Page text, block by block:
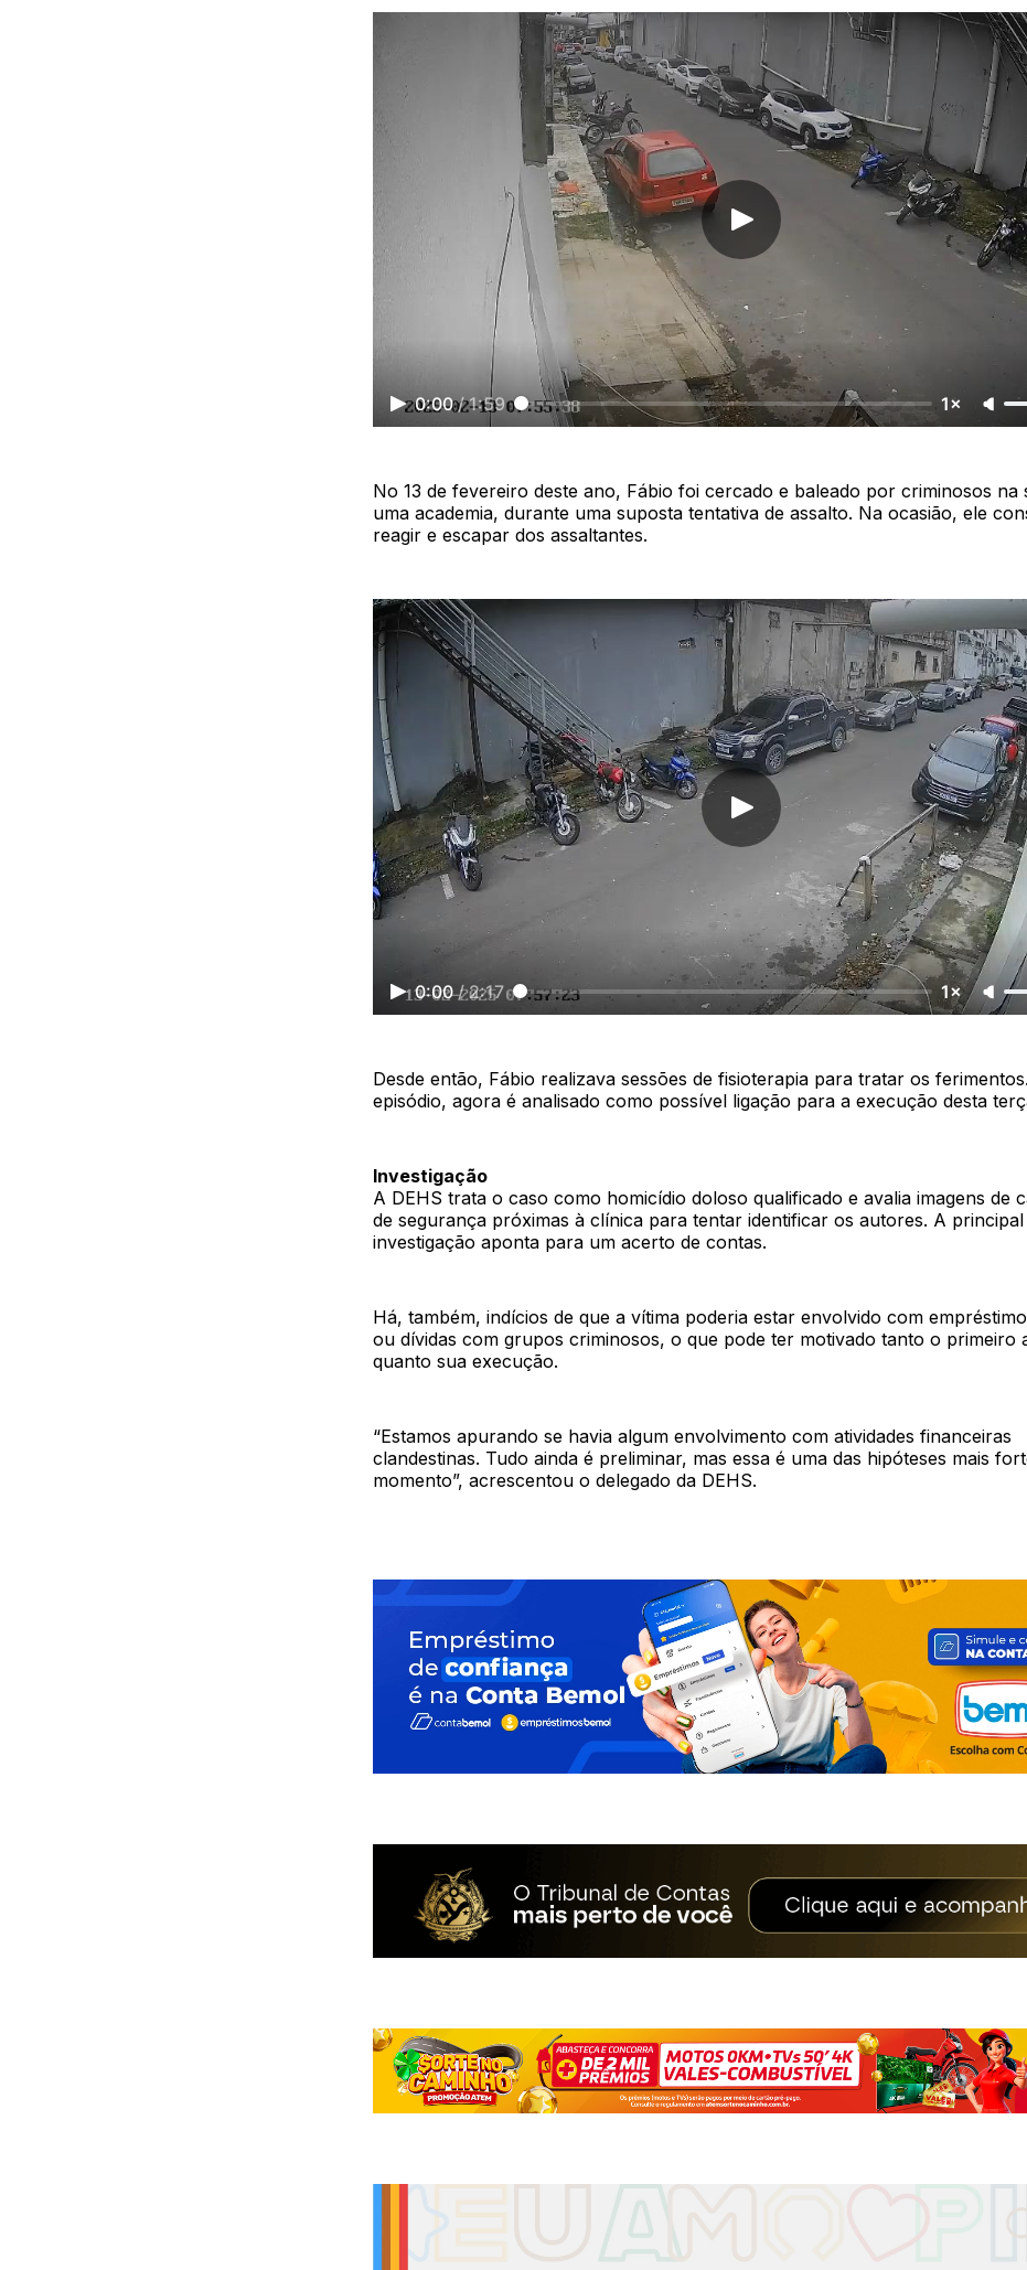
0:00 / 1:59 1×
No 13 de fevereiro deste ano, Fábio foi cercado e baleado por criminosos na
uma academia, durante uma suposta tentativa de assalto. Na ocasião, ele
reagir e escapar dos assaltantes.
0:00 / 2:17 1×
Desde então, Fábio realizava sessões de fisioterapia para tratar os
episódio, agora é analisado como possível ligação para a execução desta
Investigação
A DEHS trata o caso como homicídio doloso qualificado e avalia imagens de
de segurança próximas à clínica para tentar identificar os autores. A
investigação aponta para um acerto de contas.
Há, também, indícios de que a vítima poderia estar envolvido com
ou dívidas com grupos criminosos, o que pode ter motivado tanto o primeiro
quanto sua execução.
“Estamos apurando se havia algum envolvimento com atividades financeiras
clandestinas. Tudo ainda é preliminar, mas essa é uma das hipóteses mais
momento”, acrescentou o delegado da DEHS.